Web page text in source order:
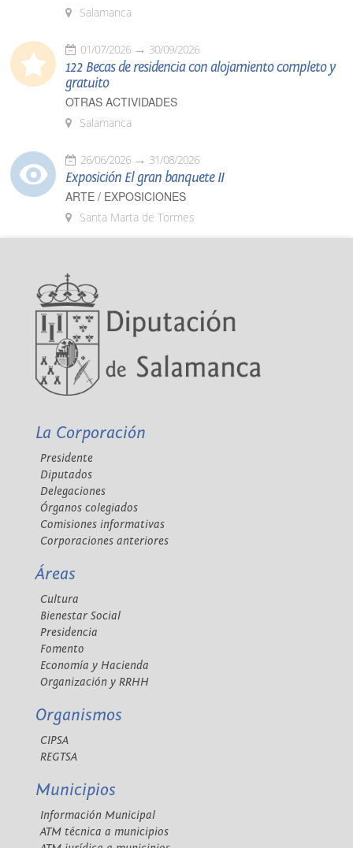
Salamanca
01/07/2026 30/09/2026
122 Becas de residencia con alojamiento completo y
gratuito
OTRAS ACTIVIDADES
Salamanca
26/06/2026 31/08/2026
Exposición El gran banquete II
ARTE / EXPOSICIONES
Santa Marta de Tormes
La Corporación
Presidente
Diputados
Delegaciones
Órganos colegiados
Comisiones informativas
Corporaciones anteriores
Áreas
Cultura
Bienestar Social
Presidencia
Fomento
Economía y Hacienda
Organización y RRHH
Organismos
CIPSA
REGTSA
Municipios
Información Municipal
ATM técnica a municipios